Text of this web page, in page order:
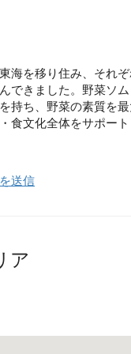
海を移り住み、それ
できました。野菜ソ
持ち、野菜の素質を
食文化全体をサポート
送信
ア